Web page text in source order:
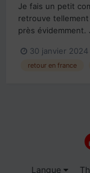
Je fais un petit
retrouve
près évidemment.
30 janvier 2024
retour en france
Langue